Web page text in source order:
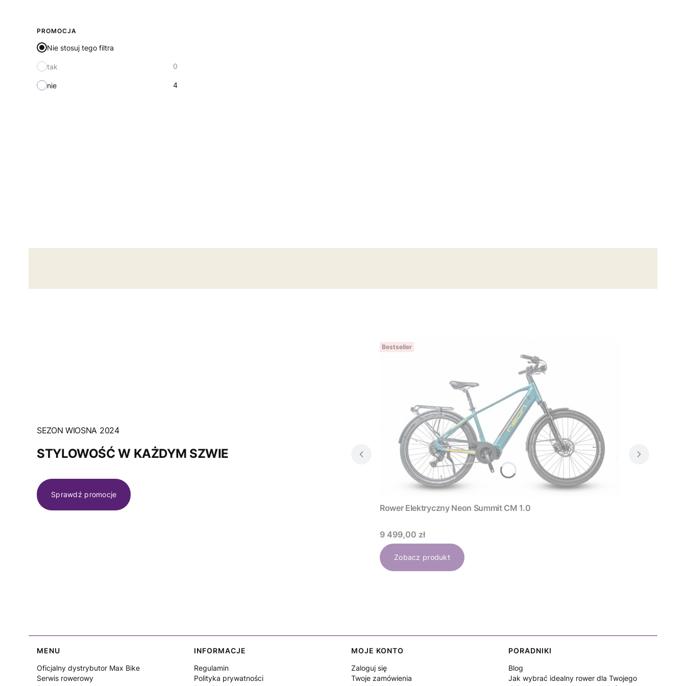
PROMOCJA
Nie stosuj tego filtra
tak 0
nie 4
SEZON WIOSNA 2024
STYLOWOŚĆ W KAŻDYM SZWIE
Sprawdź promocje
Bestseller
Rower Elektryczny Neon Summit CM 1.0
Cena
9 499,00 zł
Zobacz produkt
Linki w stopce
MENU
Oficjalny dystrybutor Max Bike
Serwis rowerowy
INFORMACJE
Regulamin
Polityka prywatności
MOJE KONTO
Zaloguj się
Twoje zamówienia
PORADNIKI
Blog
Jak wybrać idealny rower dla Twojego